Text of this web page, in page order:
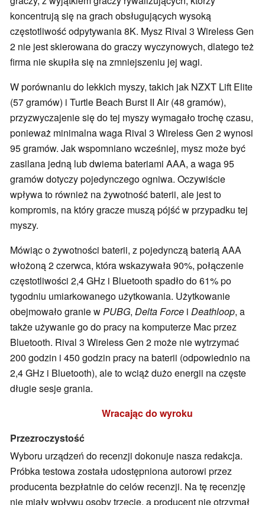
koncentrują się na grach obsługujących wysoką
częstotliwość odpytywania 8K. Mysz Rival 3 Wireless Gen
2 nie jest skierowana do graczy wyczynowych, dlatego też
firma nie skupiła się na zmniejszeniu jej wagi.
W porównaniu do lekkich myszy, takich jak NZXT Lift Elite
(57 gramów) i Turtle Beach Burst II Air (48 gramów),
przyzwyczajenie się do tej myszy wymagało trochę czasu,
ponieważ minimalna waga Rival 3 Wireless Gen 2 wynosi
95 gramów. Jak wspomniano wcześniej, mysz może być
zasilana jedną lub dwiema bateriami AAA, a waga 95
gramów dotyczy pojedynczego ogniwa. Oczywiście
wpływa to również na żywotność baterii, ale jest to
kompromis, na który gracze muszą pójść w przypadku tej
myszy.
Mówiąc o żywotności baterii, z pojedynczą baterią AAA
włożoną 2 czerwca, która wskazywała 90%, połączenie
częstotliwości 2,4 GHz i Bluetooth spadło do 61% po
tygodniu umiarkowanego użytkowania. Użytkowanie
obejmowało granie wPUBG, Delta Force i Deathloop, a
także używanie go do pracy na komputerze Mac przez
Bluetooth. Rival 3 Wireless Gen 2 może nie wytrzymać
200 godzin i 450 godzin pracy na baterii (odpowiednio na
2,4 GHz i Bluetooth), ale to wciąż dużo energii na częste
długie sesje grania.
Wracając do wyroku
Przezroczystość
Wyboru urządzeń do recenzji dokonuje nasza redakcja.
Próbka testowa została udostępniona autorowi przez
producenta bezpłatnie do celów recenzji. Na tę recenzję
nie miały wpływu osoby trzecie, a producent nie otrzymał